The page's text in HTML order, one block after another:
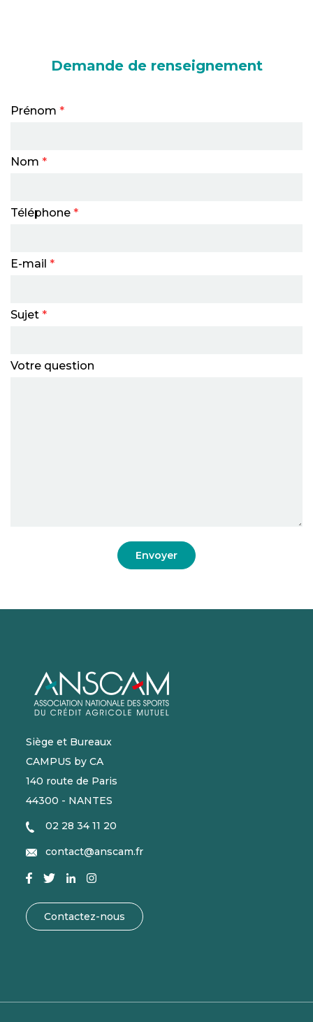
Demande de renseignement
Prénom *
Nom *
Téléphone *
E-mail *
Sujet *
Votre question
Envoyer
Siège et Bureaux
CAMPUS by CA
140 route de Paris
44300 - NANTES
02 28 34 11 20
contact@anscam.fr
Contactez-nous